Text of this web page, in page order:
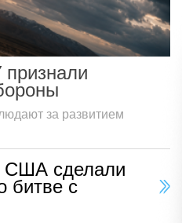
за развитием
США сделали
битве с